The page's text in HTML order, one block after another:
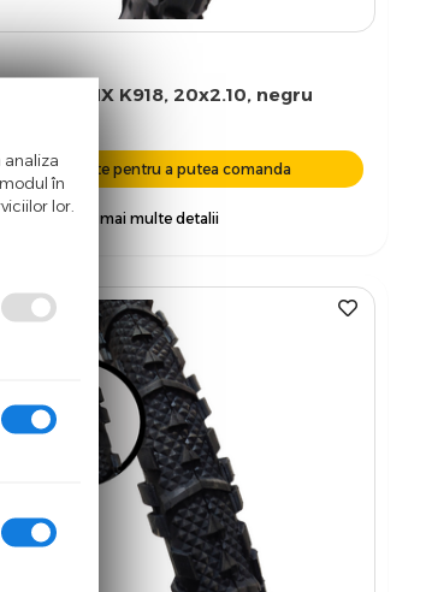
Kenda BMX K918, 20x2.10, negru
Autentifica-te pentru a putea comanda
+ vezi mai multe detalii
în
lor.